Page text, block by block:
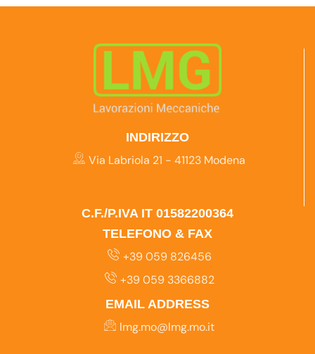
INDIRIZZO
Via Labriola 21 - 41123 Modena
C.F./P.IVA IT 01582200364
TELEFONO & FAX
+39 059 826456
+39 059 3366882
EMAIL ADDRESS
lmg.mo@lmg.mo.it